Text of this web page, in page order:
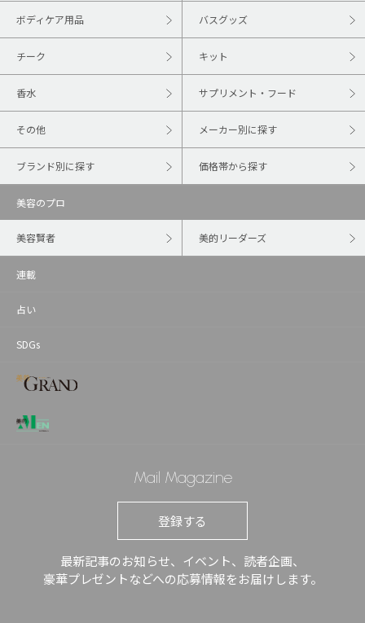
ボディケア用品 バスグッズ
チーク キット
香水 サプリメント・フード
その他 メーカー別に探す
ブランド別に探す 価格帯から探す
美容のプロ
美容賢者 美的リーダーズ
連載
占い
SDGs
Mail Magazine
登録する
最新記事のお知らせ、イベント、読者企画、
豪華プレゼントなどへの応募情報をお届けします。